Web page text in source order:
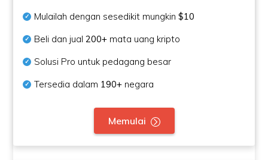
Mulailah dengan sesedikit mungkin$10
Beli dan jual200+ mata uang kripto
Solusi Pro untuk pedagang besar
Tersedia dalam 190+ negara
Memulai